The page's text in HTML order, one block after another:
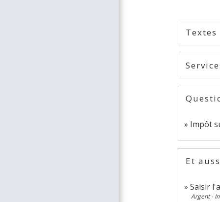
Textes
Impôt
Et
Saisir
Argent -